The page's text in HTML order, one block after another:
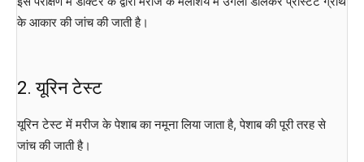
के आकार की जांच की जाती है।
2. यूरिन टेस्ट
यूरिन टेस्ट में मरीज के पेशाब का नमूना लिया जाता है, पेशाब की पूरी तरह से
जांच की जाती है।